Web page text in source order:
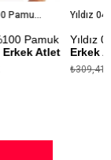
Yıldız 04 %100
Erkek Atlet
Çekmezlik Sanfor
₺281,28